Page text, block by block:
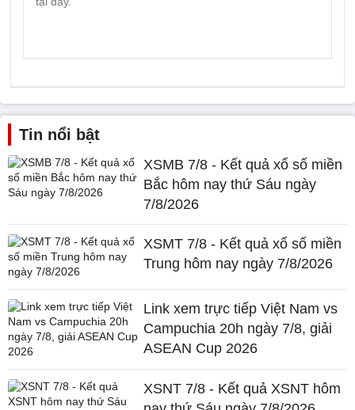
Tin nổi bật
XSMB 7/8 - Kết quả xổ số miền
Bắc hôm nay thứ Sáu ngày
7/8/2026
XSMT 7/8 - Kết quả xổ số miền
Trung hôm nay ngày 7/8/2026
Link xem trực tiếp Việt Nam vs
Campuchia 20h ngày 7/8, giải
ASEAN Cup 2026
XSNT 7/8 - Kết quả XSNT hôm